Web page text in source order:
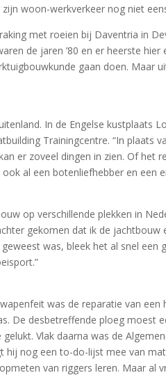
woon-werkverkeer nog niet
met roeien bij Daventria in
de jaren ’80 en er heerste
gaan doen. Maar
In de Engelse kustplaats
Trainingcentre. “In plaats
er zoveel dingen in zien. Of het
al een botenliefhebber en een
op verschillende plekken in
gekomen dat ik de
was, bleek het al snel een
was de reparatie van
De desbetreffende ploeg moest
Vlak daarna was de
hij nog een to-do-lijst mee van
van riggers leren. Maar al